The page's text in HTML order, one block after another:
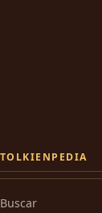
TOLKIENPEDIA
Buscar